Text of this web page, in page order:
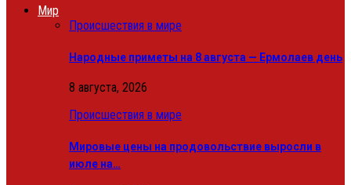
Мир
Происшествия в мире
Народные приметы на 8 августа — Ермолаев день
8 августа, 2026
Происшествия в мире
Мировые цены на продовольствие выросли в
июле на…